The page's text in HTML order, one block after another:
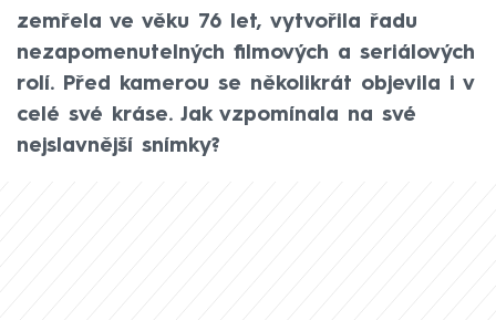
zemřela ve věku 76 let, vytvořila řadu
nezapomenutelných filmových a seriálových
rolí. Před kamerou se několikrát objevila i v
celé své kráse. Jak vzpomínala na své
nejslavnější snímky?